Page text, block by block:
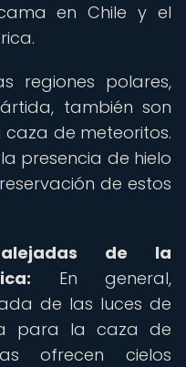
en Chile y el
regiones polares,
también son
de meteoritos.
presencia de hielo
de estos
de la
En general,
de las luces de
para la caza de
ofrecen cielos